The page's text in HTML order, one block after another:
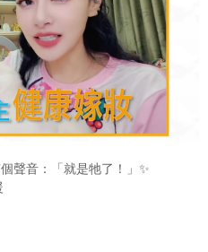
聲音：「就是牠了！」✨